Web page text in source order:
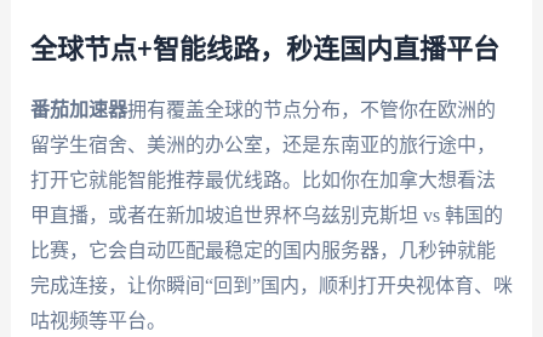
全球节点+智能线路，秒连国内直播平台
番茄加速器拥有覆盖全球的节点分布，不管你在欧洲的
留学生宿舍、美洲的办公室，还是东南亚的旅行途中，
打开它就能智能推荐最优线路。比如你在加拿大想看法
甲直播，或者在新加坡追世界杯乌兹别克斯坦 vs 韩国的
比赛，它会自动匹配最稳定的国内服务器，几秒钟就能
完成连接，让你瞬间“回到”国内，顺利打开央视体育、咪
咕视频等平台。